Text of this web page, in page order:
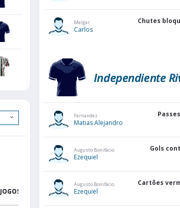
JOGOS GOLS
GOLS
SOFRIDOS
Melgar
Carlos
Chutes
Independiente
Fernandez
Matias Alejandro
Passes
Augusto Bonifácio
Ezequiel
Gols
Augusto Bonifácio
Ezequiel
Cartões